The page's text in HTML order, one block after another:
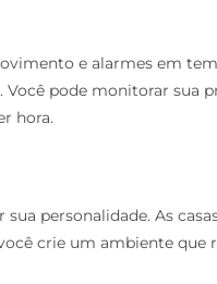
e alarmes em
pode monitorar sua
hora.
sua personalidade. As
crie um ambiente que